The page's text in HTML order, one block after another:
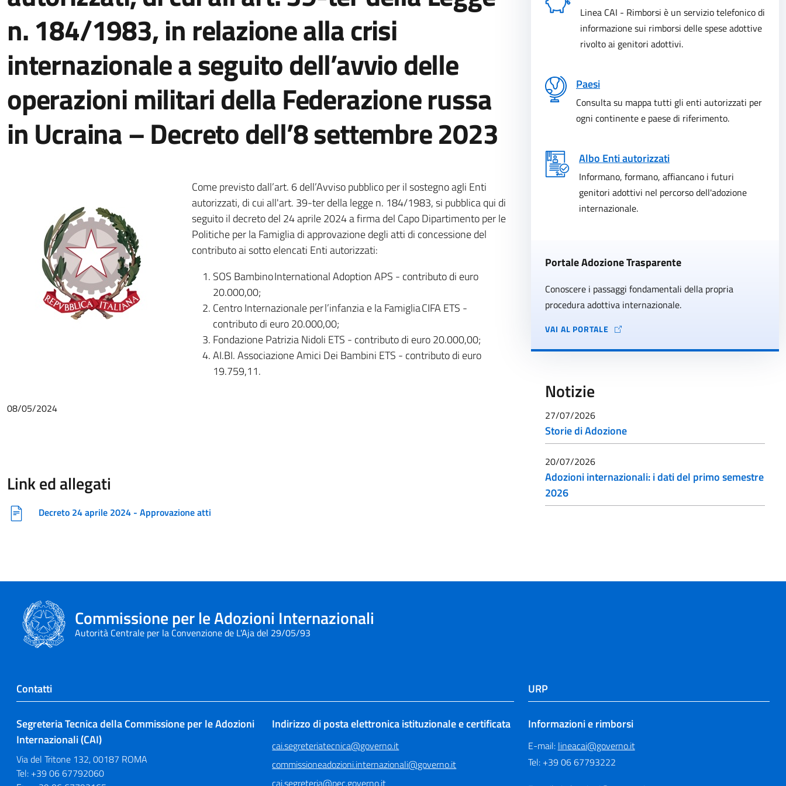
n. 184/1983, in relazione alla crisi
internazionale a seguito dell’avvio delle
operazioni militari della Federazione russa
in Ucraina – Decreto dell’8 settembre 2023
Come previsto dall’art. 6 dell’Avviso pubblico per il sostegno agli Enti
autorizzati, di cui all'art. 39-ter della legge n. 184/1983, si pubblica qui di
seguito il decreto del 24 aprile 2024 a firma del Capo Dipartimento per le
Politiche per la Famiglia di approvazione degli atti di concessione del
contributo ai sotto elencati Enti autorizzati:
SOS Bambino International Adoption APS - contributo di euro
20.000,00;
Centro Internazionale per l’infanzia e la Famiglia CIFA ETS -
contributo di euro 20.000,00;
Fondazione Patrizia Nidoli ETS - contributo di euro 20.000,00;
AI.BI. Associazione Amici Dei Bambini ETS - contributo di euro
19.759,11.
08/05/2024
Link ed allegati
Decreto 24 aprile 2024 - Approvazione atti
Linea CAI - Rimborsi è un servizio telefonico di
informazione sui rimborsi delle spese adottive
rivolto ai genitori adottivi.
Paesi
Consulta su mappa tutti gli enti autorizzati per
ogni continente e paese di riferimento.
Albo Enti autorizzati
Informano, formano, affiancano i futuri
genitori adottivi nel percorso dell'adozione
internazionale.
Portale Adozione Trasparente
Conoscere i passaggi fondamentali della propria
procedura adottiva internazionale.
VAI AL PORTALE
Notizie
27/07/2026
Storie di Adozione
20/07/2026
Adozioni internazionali: i dati del primo semestre
2026
Commissione per le Adozioni Internazionali
Autorità Centrale per la Convenzione de L'Aja del 29/05/93
Contatti
Segreteria Tecnica della Commissione per le Adozioni
Internazionali (CAI)
Via del Tritone 132, 00187 ROMA
Tel: +39 06 67792060
Indirizzo di posta elettronica istituzionale e certificata
cai.segreteriatecnica@governo.it
commissioneadozioni.internazionali@governo.it
cai.segreteria@pec.governo.it
URP
Informazioni e rimborsi
E-mail: lineacai@governo.it
Tel: +39 06 67793222